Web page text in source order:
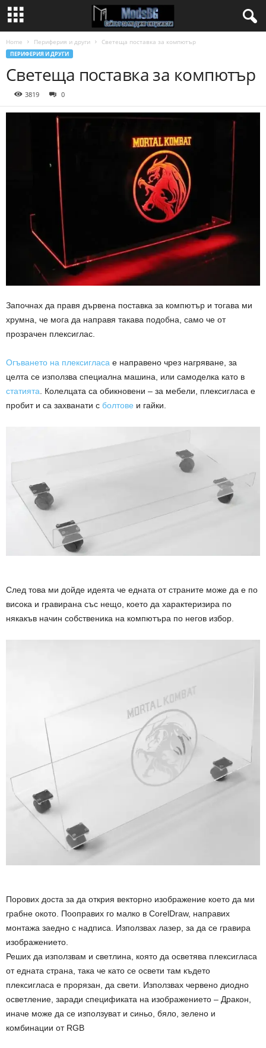
Home Периферия и други Светеща поставка за компютър
ПЕРИФЕРИЯ И ДРУГИ
Светеща поставка за компютър
3819 0
Започнах да правя дървена поставка за компютър и тогава ми
хрумна, че мога да направя такава подобна, само че от
прозрачен плексиглас.
Огъването на плексигласа е направено чрез нагряване, за
целта се използва специална машина, или самоделка като в
статията. Колелцата са обикновени – за мебели, плексигласа е
пробит и са захванати с болтове и гайки.
След това ми дойде идеята че едната от страните може да е по
висока и гравирана със нещо, което да характеризира по
някакъв начин собственика на компютъра по негов избор.
Порових доста за да открия векторно изображение което да ми
грабне окото. Поoправих го малко в CorelDraw, направих
монтажа заедно с надписа. Използвах лазер, за да се гравира
изображението.
Реших да използвам и светлина, която да осветява плексигласа
от едната страна, така че като се освети там където
плексигласа е прорязан, да свети. Използвах червено диодно
осветление, заради спецификата на изображението – Дракон,
иначе може да се използуват и синьо, бяло, зелено и
комбинации от RGB